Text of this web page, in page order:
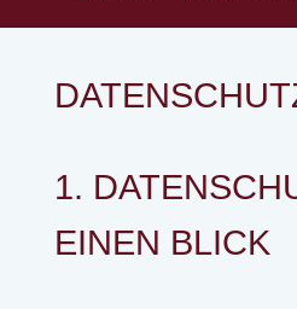
1.
EINEN BLICK